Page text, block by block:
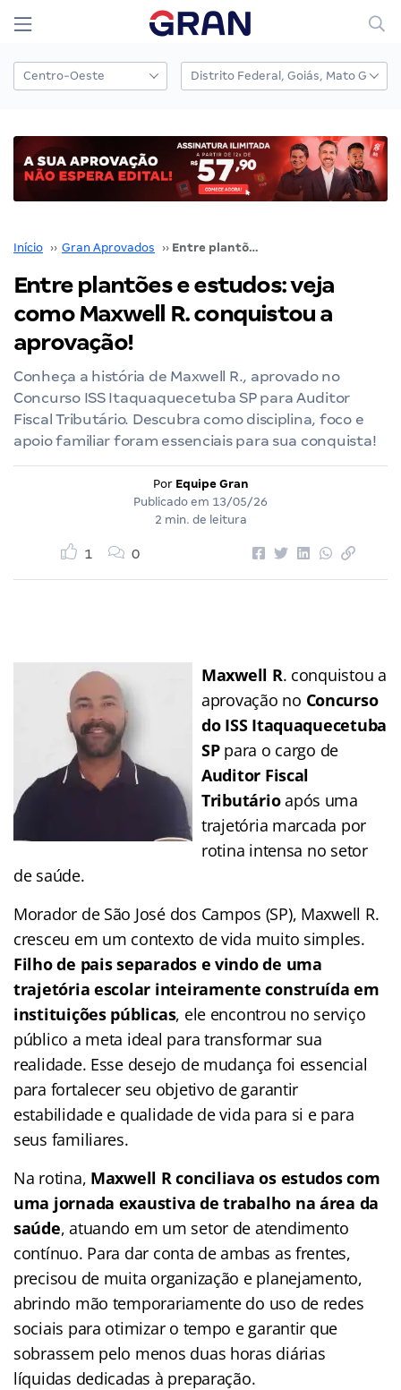
Início ›› Gran Aprovados ›› Entre plantões e estudos: veja como Maxwell R. conquistou a aprovação!
Entre plantões e estudos: veja
como Maxwell R. conquistou a
aprovação!
Conheça a história de Maxwell R., aprovado no
Concurso ISS Itaquaquecetuba SP para Auditor
Fiscal Tributário. Descubra como disciplina, foco e
apoio familiar foram essenciais para sua conquista!
Por Equipe Gran
Publicado em 13/05/26
2 min. de leitura
1 0
Maxwell R. conquistou a
aprovação no Concurso
do ISS Itaquaquecetuba
SPpara o cargo de
Auditor Fiscal
Tributárioapós uma
trajetória marcada por
rotina intensa no setor
de saúde.
Morador de São José dos Campos (SP), Maxwell R.
cresceu em um contexto de vida muito simples.
Filho de pais separados e vindo de uma
trajetória escolar inteiramente construída em
instituições públicas, ele encontrou no serviço
público a meta ideal para transformar sua
realidade. Esse desejo de mudança foi essencial
para fortalecer seu objetivo de garantir
estabilidade e qualidade de vida para si e para
seus familiares.
Na rotina, Maxwell Rconciliava os estudos com
uma jornada exaustiva de trabalho na área da
saúde, atuando em um setor de atendimento
contínuo. Para dar conta de ambas as frentes,
precisou de muita organização e planejamento,
abrindo mão temporariamente do uso de redes
sociais para otimizar o tempo e garantir que
sobrassem pelo menos duas horas diárias
líquidas dedicadas à preparação.